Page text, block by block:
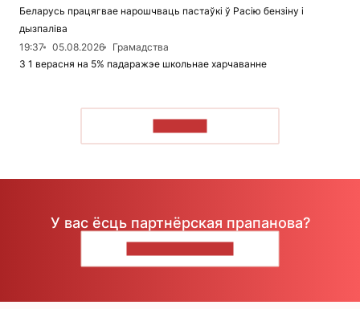
Беларусь працягвае нарошчваць пастаўкі ў Расію бензіну і
дызпаліва
19:37
05.08.2026
Грамадства
З 1 верасня на 5% падаражэе школьнае харчаванне
У вас ёсць партнёрская прапанова?